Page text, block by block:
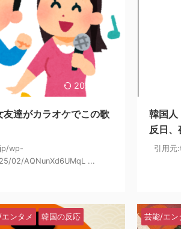
2025/2/26
達がカラオケでこの歌
wp-
02/AQNunXd6UMqL ...
韓国人
反日
引用
ンタメ 韓国の反応 芸能/エン